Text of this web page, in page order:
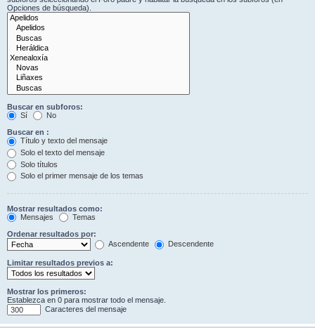
Opciones de búsqueda).
Buscar en subforos:
Sí
No
Buscar en :
Título y texto del mensaje
Solo el texto del mensaje
Solo títulos
Solo el primer mensaje de los temas
Mostrar resultados como:
Mensajes
Temas
Ordenar resultados por:
Ascendente
Descendente
Limitar resultados previos a:
Mostrar los primeros:
Establezca en 0 para mostrar todo el mensaje.
Caracteres del mensaje